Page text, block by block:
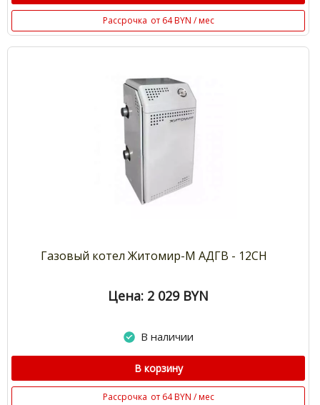
Рассрочка от 64 BYN / мес
Газовый котел Житомир-М АДГВ - 12СН
Цена: 2 029 BYN
В наличии
В корзину
Рассрочка от 64 BYN / мес